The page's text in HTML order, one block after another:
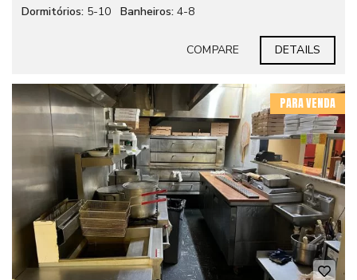
Dormitórios: 5-10 Banheiros: 4-8
COMPARE DETAILS
PARA VENDA